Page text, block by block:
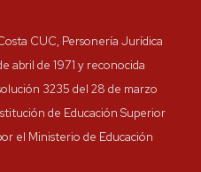
CUC, Personería Jurídica
abril de 1971 y reconocida
3235 del 28 de marzo
de Educación Superior
el Ministerio de Educación